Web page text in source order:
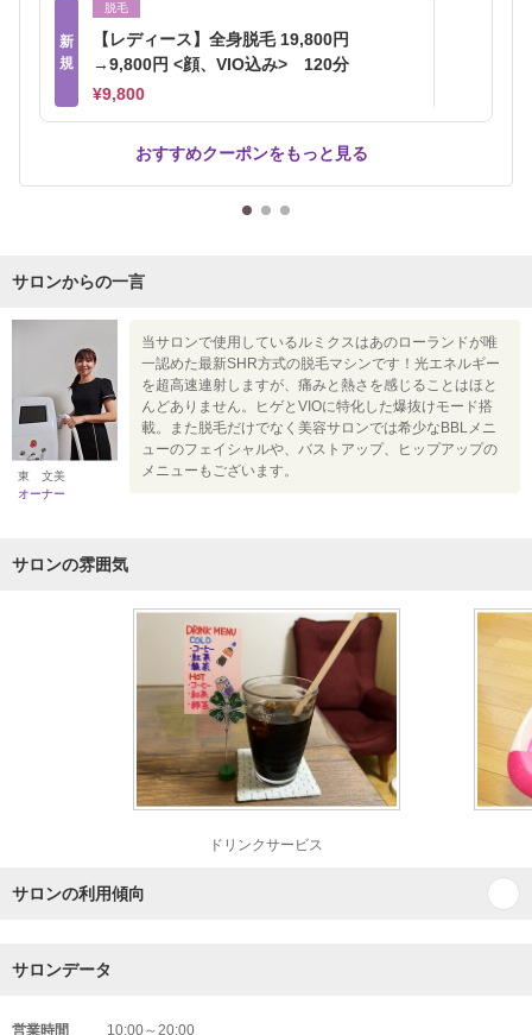
新
規
脱毛
【レディース】全身脱毛 19,800円
→9,800円 <顔、VIO込み> 120分
¥9,800
おすすめクーポンをもっと見る
サロンからの一言
東 文美
オーナー
当サロンで使用しているルミクスはあのローランドが唯
一認めた最新SHR方式の脱毛マシンです！光エネルギー
を超高速連射しますが、痛みと熱さを感じることはほと
んどありません。ヒゲとVIOに特化した爆抜けモード搭
載。また脱毛だけでなく美容サロンでは希少なBBLメニ
ューのフェイシャルや、バストアップ、ヒップアップの
メニューもございます。
サロンの雰囲気
ドリンクサービス
サロンの利用傾向
サロンデータ
営業時間 10:00～20:00